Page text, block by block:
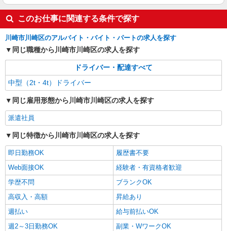
このお仕事に関連する条件で探す
川崎市川崎区のアルバイト・バイト・パートの求人を探す
同じ職種から川崎市川崎区の求人を探す
ドライバー・配達すべて
中型（2t・4t）ドライバー
同じ雇用形態から川崎市川崎区の求人を探す
派遣社員
同じ特徴から川崎市川崎区の求人を探す
即日勤務OK
履歴書不要
Web面接OK
経験者・有資格者歓迎
学歴不問
ブランクOK
高収入・高額
昇給あり
週払い
給与前払いOK
週2～3日勤務OK
副業・WワークOK